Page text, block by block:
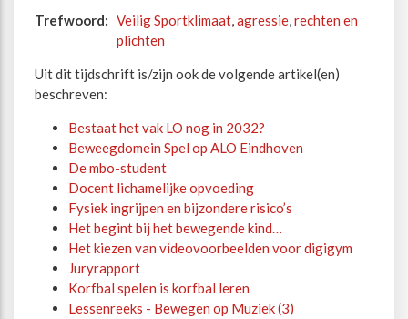
Trefwoord: Veilig Sportklimaat,agressie,rechten en
plichten
Uit dit tijdschrift is/zijn ook de volgende artikel(en)
beschreven:
Bestaat het vak LO nog in 2032?
Beweegdomein Spel op ALO Eindhoven
De mbo-student
Docent lichamelijke opvoeding
Fysiek ingrijpen en bijzondere risico’s
Het begint bij het bewegende kind…
Het kiezen van videovoorbeelden voor digigym
Juryrapport
Korfbal spelen is korfbal leren
Lessenreeks - Bewegen op Muziek (3)